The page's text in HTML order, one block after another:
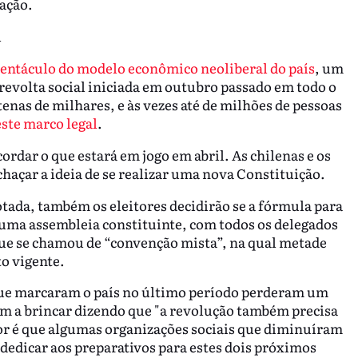
do modelo econômico neoliberal do país, um
social iniciada em outubro passado em todo o
de milhares, e às vezes até de milhões de pessoas
marco legal.
o que estará em jogo em abril. As chilenas e os
a ideia de se realizar uma nova Constituição.
também os eleitores decidirão se a fórmula para
assembleia constituinte, com todos os delegados
se chamou de “convenção mista”, na qual metade
vigente.
marcaram o país no último período perderam um
a brincar dizendo que "a revolução também precisa
é que algumas organizações sociais que diminuíram
aos preparativos para estes dois próximos